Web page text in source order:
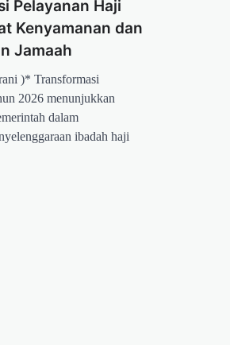
Pelayanan Haji
Kenyamanan dan
Jamaah
)* Transformasi
2026 menunjukkan
dalam
ibadah haji